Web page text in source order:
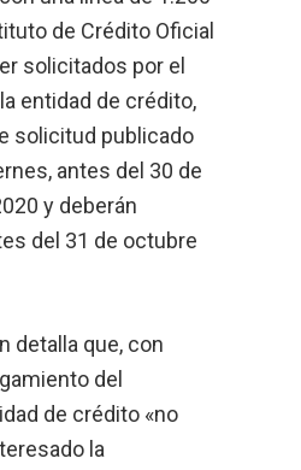
de Crédito Oficial
solicitados por el
entidad de crédito,
solicitud publicado
antes del 30 de
y deberán
del 31 de octubre
detalla que, con
del
de crédito «no
la